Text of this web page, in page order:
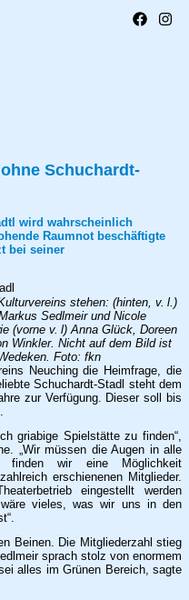
Schuchardt-
wird wahrscheinlich
Raumnot beschäftigte
bei seiner
stehen: (hinten, v. l.)
Sedlmeir und Nicole
(vorne v. l) Anna Glück, Doreen
Winkler. Nicht auf dem Bild ist
Foto: fkn
Neuching die Heimfrage, die
Schuchardt-Stadl steht dem
zur Verfügung. Dieser soll bis
griabige Spielstätte zu finden“,
„Wir müssen die Augen in alle
finden wir eine Möglichkeit
erschienenen Mitglieder.
eingestellt werden
wäre vieles, was wir uns in den
Beinen. Die Mitgliederzahl stieg
sprach stolz von enormem
alles im Grünen Bereich, sagte